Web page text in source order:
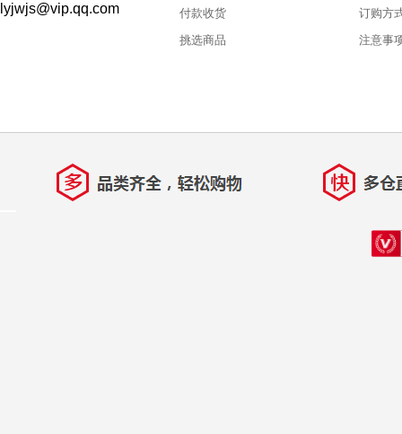
lyjwjs@vip.qq.com
付款收货
挑选商品
订购方
注意事